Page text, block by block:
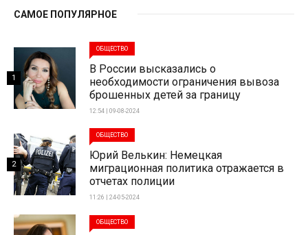
САМОЕ ПОПУЛЯРНОЕ
ОБЩЕСТВО
В России высказались о
необходимости ограничения вывоза
брошенных детей за границу
12:54 | 09-08-2024
1
ОБЩЕСТВО
Юрий Велькин: Немецкая
миграционная политика отражается в
отчетах полиции
11:26 | 24-05-2024
2
ОБЩЕСТВО